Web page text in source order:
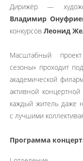
Дирижёр —
Владимир
конкурсов Леонид
Масштабный
сезоны» проходит
академической
активной
каждый житель даже
с лучшими
Программа